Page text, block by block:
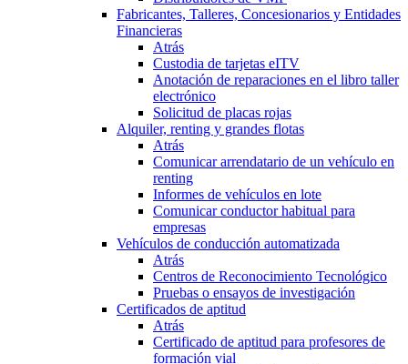
Fabricantes, Talleres, Concesionarios y Entidades
Financieras
Atrás
Custodia de tarjetas eITV
Anotación de reparaciones en el libro taller
electrónico
Solicitud de placas rojas
Alquiler, renting y grandes flotas
Atrás
Comunicar arrendatario de un vehículo en
renting
Informes de vehículos en lote
Comunicar conductor habitual para
empresas
Vehículos de conducción automatizada
Atrás
Centros de Reconocimiento Tecnológico
Pruebas o ensayos de investigación
Certificados de aptitud
Atrás
Certificado de aptitud para profesores de
formación vial